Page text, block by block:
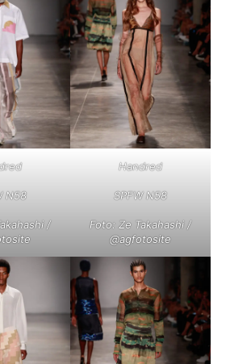
N58
/
Handred
SPFW N58
Foto: Ze Takahashi /
@agfotosite